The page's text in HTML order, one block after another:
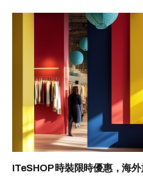
ITeSHOP 時裝限時優惠，海